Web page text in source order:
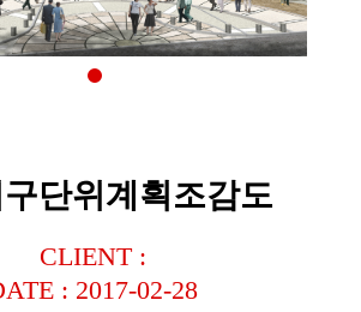
구단위계획조감도
CLIENT :
: 2017-02-28